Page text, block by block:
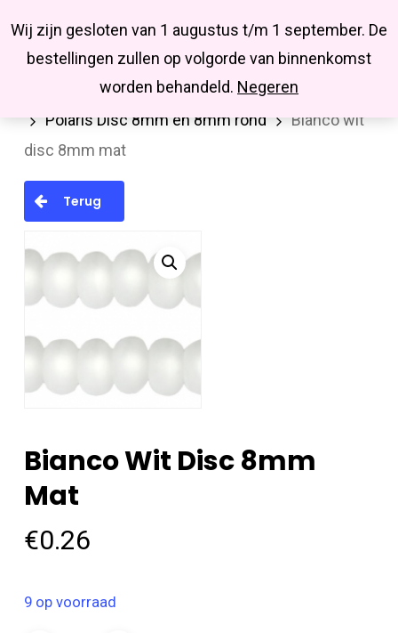
Wij zijn gesloten van 1 augustus t/m 1 september. De
bestellingen zullen op volgorde van binnenkomst
worden behandeld. Negeren
main
Missbluesieraden
searchaccount
Kralen en kralenmixen
Polaris kralen
Polaris Disc 8mm en 8mm rond
Bianco wit
disc 8mm mat
Terug
Bianco Wit Disc 8mm
Mat
€0.26
9 op voorraad
Close